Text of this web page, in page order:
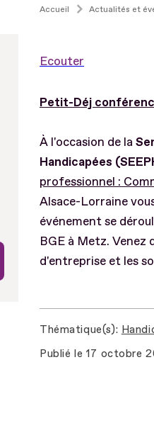
Accueil Actualités et
Ecouter
Petit-Déj
À l'occasion de la
Handicapées
professionnel :
Alsace-Lorraine
événement se
BGE à Metz.
d'entreprise et les
Thématique(s)
Publié le 17 octobre